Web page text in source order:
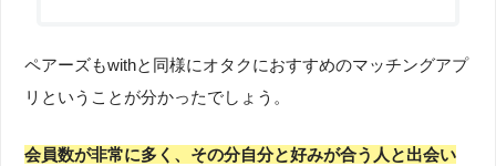
ペアーズもwithと同様にオタクにおすすめのマッチングアプ
リということが分かったでしょう。
会員数が非常に多く、その分自分と好みが合う人と出会い